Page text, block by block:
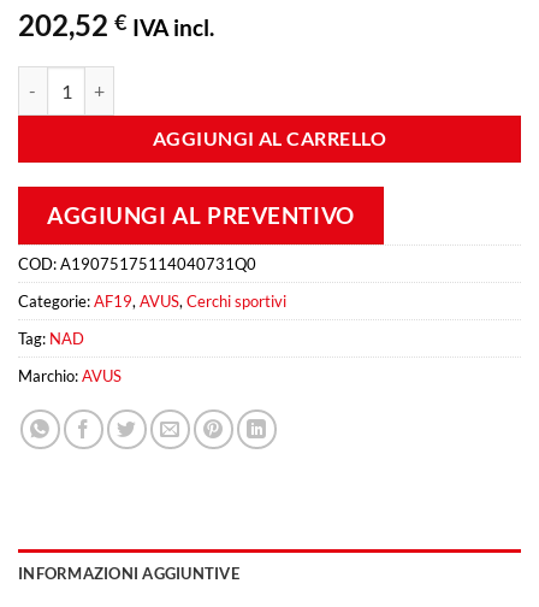
202,52 € IVA incl.
AGGIUNGI AL CARRELLO
AGGIUNGI AL PREVENTIVO
COD:A19075175114040731Q0
Categorie:AF19,AVUS,Cerchi sportivi
Tag: NAD
Marchio:AVUS
INFORMAZIONI AGGIUNTIVE